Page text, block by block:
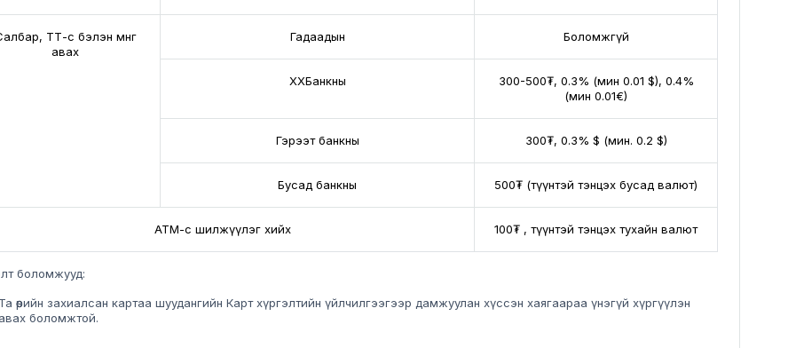
ТТ-өөс бэлэн мөнгө
авах
Гадаадын Боломжгүй
ХХБанкны
300-500₮, 0.3% (мин 0.01 $), 0.4%
(мин 0.01€)
Гэрээт банкны 300₮, 0.3% $ (мин. 0.2 $)
Бусад банкны 500₮ (түүнтэй тэнцэх бусад валют)
АТМ-с шилжүүлэг хийх 100₮ , түүнтэй тэнцэх тухайн валют
боломжууд:
Та өөрийн захиалсан картаа шуудангийн Карт хүргэлтийн үйлчилгээгээр дамжуулан хүссэн хаягаараа үнэгүй хүргүүлэн
авах боломжтой.